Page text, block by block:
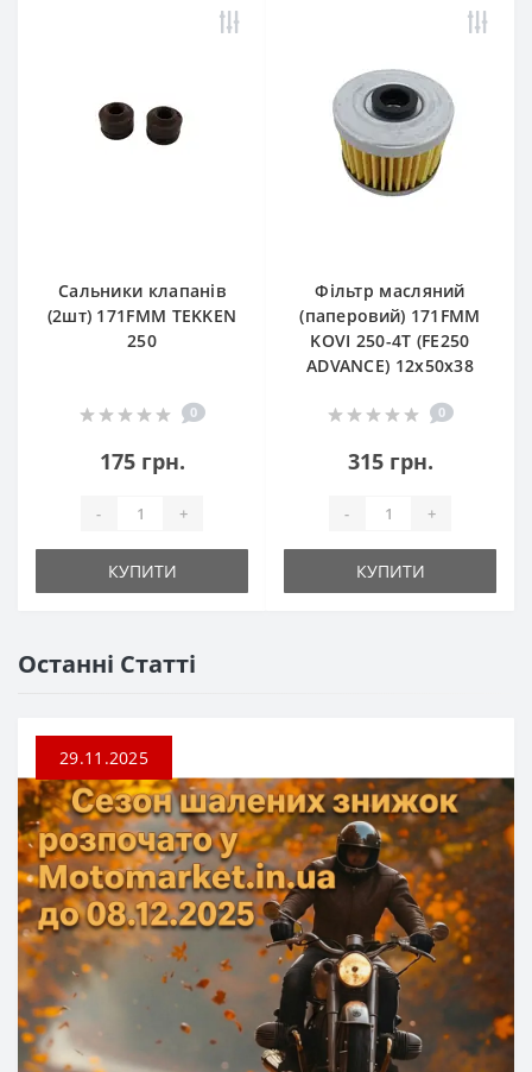
Сальники клапанів
(2шт) 171FMM TEKKEN
250
0
175 грн.
- +
КУПИТИ
Фільтр масляний
(паперовий) 171FMM
KOVI 250-4T (FE250
ADVANCE) 12х50х38
0
315 грн.
- +
КУПИТИ
Останні Статті
29.11.2025